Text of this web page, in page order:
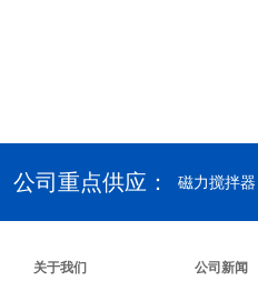
公司重点供应： 磁力搅拌器
关于我们 公司新闻